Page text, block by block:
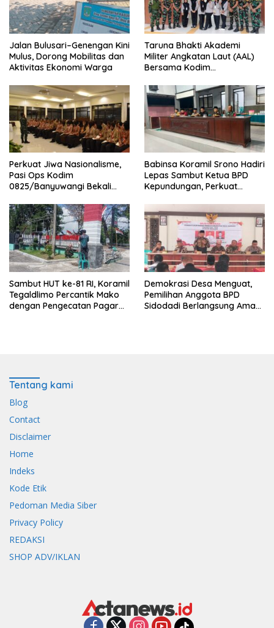
Jalan Bulusari–Genengan Kini
Mulus, Dorong Mobilitas dan
Aktivitas Ekonomi Warga
Taruna Bhakti Akademi
Militer Angkatan Laut (AAL)
Bersama Kodim
Generasi Disiplin dan Berjiwa
Nasionalis
Perkuat Jiwa Nasionalisme,
Pasi Ops Kodim
0825/Banyuwangi Bekali
dengan Wawasan
Kebangsaan
Babinsa Koramil Srono Hadiri
Lepas Sambut Ketua BPD
Kepundungan, Perkuat
Sambut HUT ke-81 RI, Koramil
Tegaldlimo Percantik Mako
dengan Pengecatan Pagar
Demokrasi Desa Menguat,
Pemilihan Anggota BPD
Sidodadi Berlangsung Aman
Tentang kami
Blog
Contact
Disclaimer
Home
Indeks
Kode Etik
Pedoman Media Siber
Privacy Policy
REDAKSI
SHOP ADV/IKLAN